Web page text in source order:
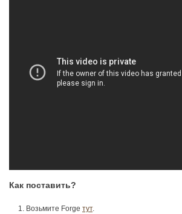
Как поставить?
Возьмите Forge тут.